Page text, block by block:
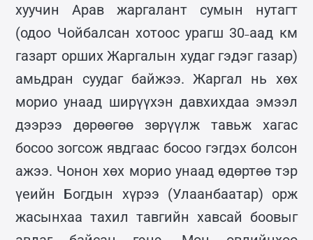
хуучин Арав жаргалант сумын нутагт
(одоо Чойбалсан хотоос урагш 30˗аад км
газарт орших Жаргалын худаг гэдэг газар)
амьдран суудаг байжээ. Жаргал нь хөх
морио унаад ширүүхэн давхихдаа эмээл
дээрээ дөрөөгөө зөрүүлж тавьж хагас
босоо зогсож явдгаас босоо гэгдэх болсон
ажээ. Чонон хөх морио унаад өдөртөө тэр
үеийн Богдын хүрээ (Улаанбаатар) орж
жасынхаа тахил тавгийн хавсай боовыг